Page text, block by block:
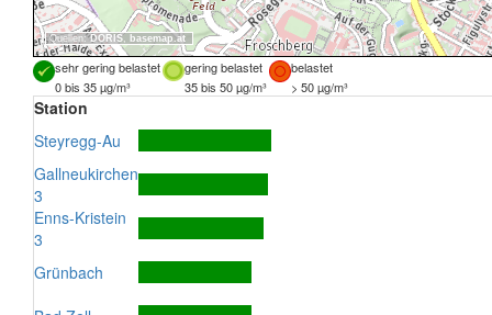
Quellen:DORIS, basemap.at
sehr gering belastet gering belastet
belastet
0 bis 35 µg/m³
35 bis 50 µg/m³ > 50 µg/m³
Station
Steyregg-Au
Gallneukirchen
3
Enns-Kristein
3
Grünbach